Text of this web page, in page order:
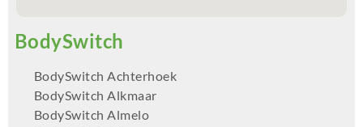
BodySwitch Achterhoek
BodySwitch Alkmaar
BodySwitch Almelo